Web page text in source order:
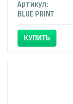
Артикул:
BLUE PRINT
КУПИТЬ